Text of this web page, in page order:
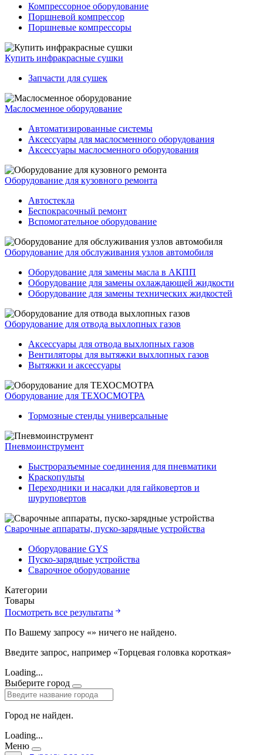
Компрессорное оборудование
Поршневой компрессор
Поршневые компрессоры
Купить инфракрасные сушки
Запчасти для сушек
Маслосменное оборудование
Автоматизированные системы
Аксессуары для маслосменного оборудования
Аксессуары маслосменного оборудования
Оборудование для кузовного ремонта
Автостекла
Беспокрасочный ремонт
Вспомогательное оборудование
Оборудование для обслуживания узлов автомобиля
Оборудование для замены масла в АКПП
Оборудование для замены охлаждающей жидкости
Оборудование для замены технических жидкостей
Оборудование для отвода выхлопных газов
Аксессуары для отвода выхлопных газов
Вентиляторы для вытяжки выхлопных газов
Вытяжки и аксессуары
Оборудование для ТЕХОСМОТРА
Тормозные стенды универсальные
Пневмоинструмент
Быстроразъемные соединения для пневматики
Краскопульты
Переходники и насадки для гайковертов и
шуруповертов
Сварочные аппараты, пуско-зарядные устройства
Оборудование GYS
Пуско-зарядные устройства
Сварочное оборудование
Категории
Товары
Посмотреть все результаты
По Вашему запросу «» ничего не найдено.
Введите запрос, например «Торцевая головка короткая»
Loading...
Выберите город
Город не найден.
Loading...
Меню